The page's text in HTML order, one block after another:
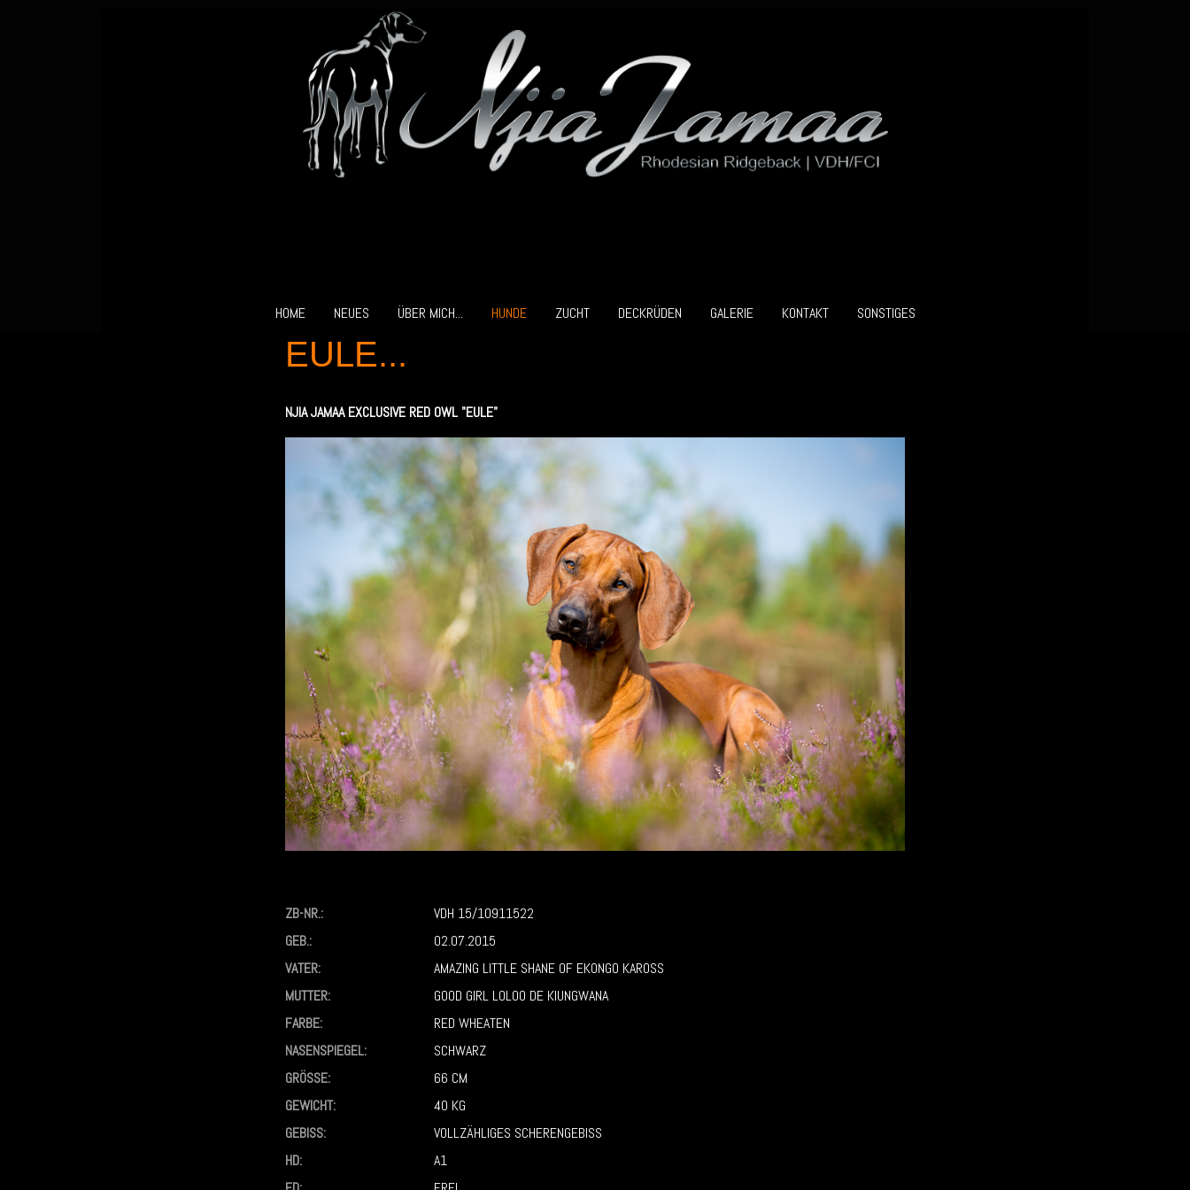
HOME NEUES ÜBER MICH... HUNDE ZUCHT DECKRÜDEN GALERIE KONTAKT SONSTIGES
EULE...
NJIA JAMAA EXCLUSIVE RED OWL "EULE"
ZB-NR.:
VDH 15/10911522
GEB.:
02.07.2015
VATER:
AMAZING LITTLE SHANE OF EKONGO KAROSS
MUTTER:
GOOD GIRL LOLOO DE KIUNGWANA
FARBE:
RED WHEATEN
NASENSPIEGEL:
SCHWARZ
GRÖSSE:
66 CM
GEWICHT:
40 KG
GEBISS:
VOLLZÄHLIGES SCHERENGEBISS
HD:
A1